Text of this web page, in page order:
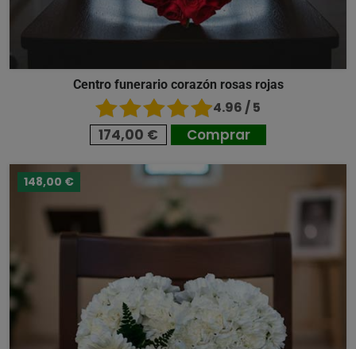
Centro funerario corazón rosas rojas
4.96 / 5
174,00 € Comprar
148,00 €